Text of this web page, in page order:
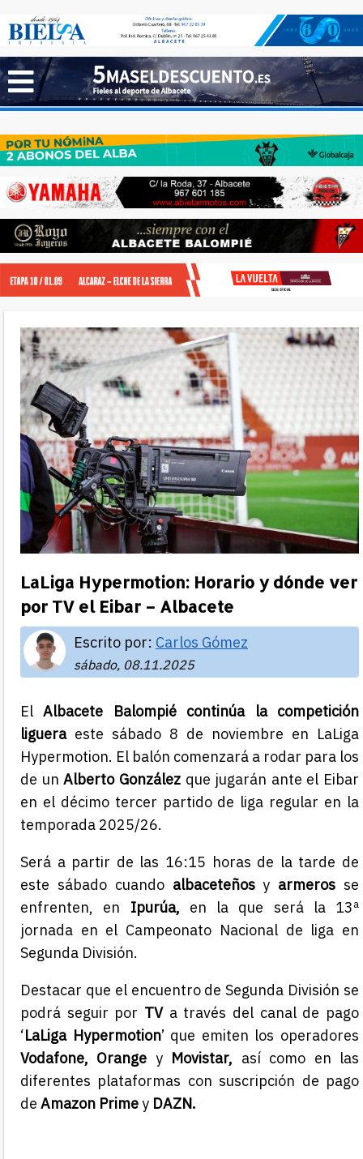
LaLiga Hypermotion: Horario y dónde ver
por TV el Eibar – Albacete
Escrito por: Carlos Gómez
sábado, 08.11.2025
ElAlbacete Balompié continúa la competición
liguera este sábado 8 de noviembre en LaLiga
Hypermotion. El balón comenzará a rodar para los
de unAlberto Gonzálezque jugarán ante el Eibar
en el décimo tercer partido de liga regular en la
temporada 2025/26.
Será a partir de las 16:15 horas de la tarde de
este sábado cuando albaceteñosy armeros se
enfrenten, en Ipurúa, en la que será la 13ª
jornada en el Campeonato Nacional de liga en
Segunda División.
Destacar que el encuentro de Segunda División se
podrá seguir por TVa través del canal de pago
‘LaLiga Hypermotion’ que emiten los operadores
Vodafone, Orange y Movistar, así como en las
diferentes plataformas con suscripción de pago
de Amazon Primey DAZN.